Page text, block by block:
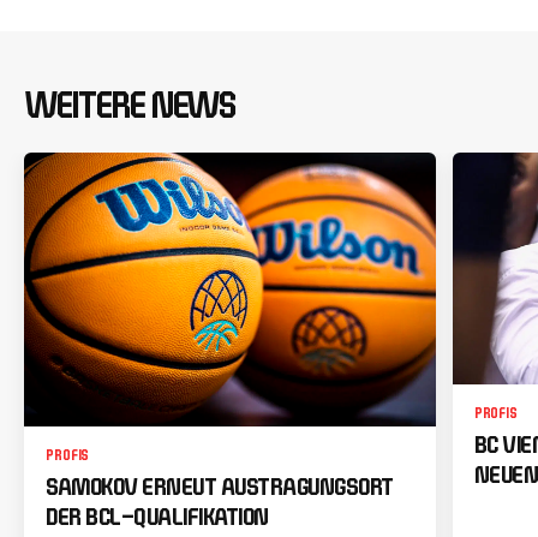
WEITERE NEWS
PROFIS
SAMOKOV ERNEUT AUSTRAGUNGSORT
DER BCL-QUALIFIKATION
PROFIS
BC